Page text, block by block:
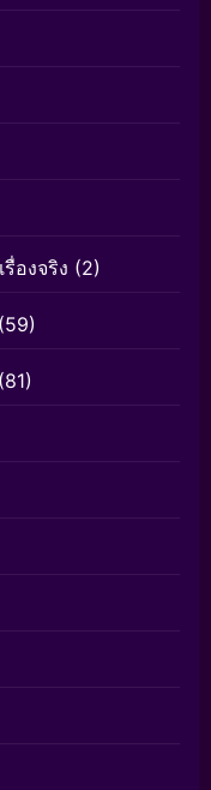
องจริง (2)
(59)
(81)